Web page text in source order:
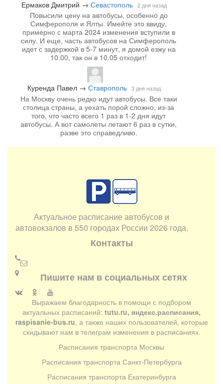
Ермаков Дмитрий → Севастополь 2 дня назад
Повысили цену на автобусы, особенно до
Симферополя и Ялты. Имейте это ввиду,
примерно с марта 2024 изменения вступили в
силу. И еще, часть автобусов на Симферополь
идет с задержкой в 5-7 минут, я домой езжу на
10.00, так он в 10.05 отходит!
Куренда Павел→ Ставрополь 3 дня назад
На Москву очень редко идут автобусы. Все таки
столица страны, а уехать порой сложно, из-за
того, что часто всего 1 раз в 1-2 дня идут
автобусы. А вот самолеты летают 6 раз в сутки,
разве это справедливо.
Актуальное расписание автобусов и
автовокзалов в 550 городах России 2026 года.
Контакты
Пишите нам в социальных сетях
Выражаем благодарность в помощи с подбором
актуальных расписаний: tutu.ru, яндекс.расписания,
raspisanie-bus.ru, а также наших пользователей, которые
скидывают нам в телеграм изменения в расписаниях.
Расписания транспорта Москвы
Расписания транспорта Санкт-Петербурга
Расписания транспорта Екатеринбурга